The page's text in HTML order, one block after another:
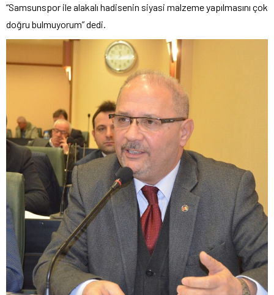
“Samsunspor ile alakalı hadisenin siyasi malzeme yapılmasını çok
doğru bulmuyorum” dedi.